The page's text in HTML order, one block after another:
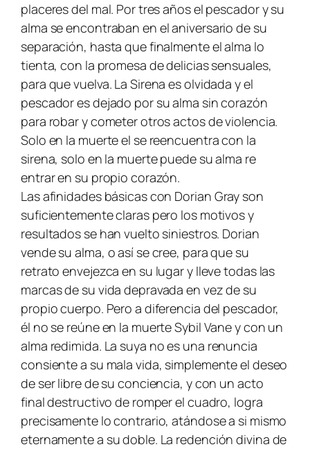
placeres del mal. Por tres años el pescador y su
alma se encontraban en el aniversario de su
separación, hasta que finalmente el alma lo
tienta, con la promesa de delicias sensuales,
para que vuelva. La Sirena es olvidada y el
pescador es dejado por su alma sin corazón
para robar y cometer otros actos de violencia.
Solo en la muerte el se reencuentra con la
sirena, solo en la muerte puede su alma re
entrar en su propio corazón.
Las afinidades básicas con Dorian Gray son
suficientemente claras pero los motivos y
resultados se han vuelto siniestros. Dorian
vende su alma, o así se cree, para que su
retrato envejezca en su lugar y lleve todas las
marcas de su vida depravada en vez de su
propio cuerpo. Pero a diferencia del pescador,
él no se reúne en la muerte Sybil Vane y con un
alma redimida. La suya no es una renuncia
consiente a su mala vida, simplemente el deseo
de ser libre de su conciencia, y con un acto
final destructivo de romper el cuadro, logra
precisamente lo contrario, atándose a si mismo
eternamente a su doble. La redención divina de